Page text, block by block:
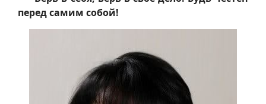
перед самим собой!